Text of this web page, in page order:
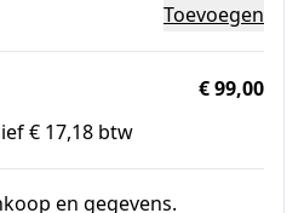
Toevoegen
€ 99,00
€ 17,18 btw
en gegevens.